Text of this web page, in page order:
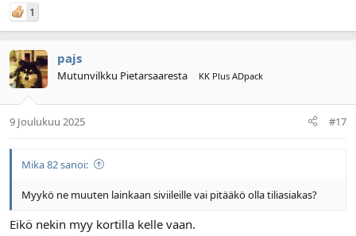
1
pajs
Mutunvilkku Pietarsaaresta KK Plus ADpack
9 Joulukuu 2025 #17
Mika 82 sanoi:
Myykö ne muuten lainkaan siviileille vai pitääkö olla tiliasiakas?
Eikö nekin myy kortilla kelle vaan.